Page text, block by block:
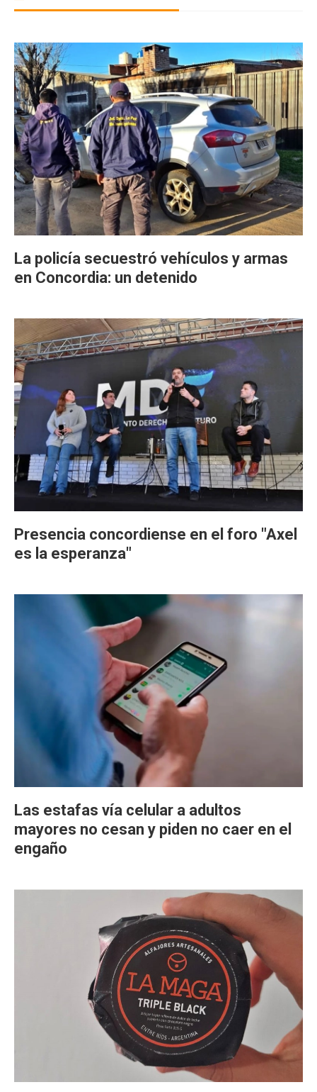
La policía secuestró vehículos y armas
en Concordia: un detenido
Presencia concordiense en el foro "Axel
es la esperanza"
Las estafas vía celular a adultos
mayores no cesan y piden no caer en el
engaño